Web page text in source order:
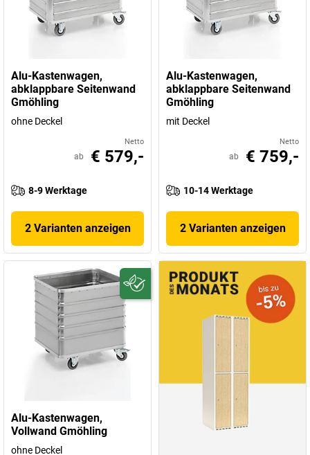
Alu-Kastenwagen,
abklappbare Seitenwand
Gmöhling
ohne Deckel
Netto
ab € 579,-
8-9 Werktage
2 Varianten anzeigen
Alu-Kastenwagen,
abklappbare Seitenwand
Gmöhling
mit Deckel
Netto
ab € 759,-
10-14 Werktage
2 Varianten anzeigen
Alu-Kastenwagen,
Vollwand Gmöhling
ohne Deckel